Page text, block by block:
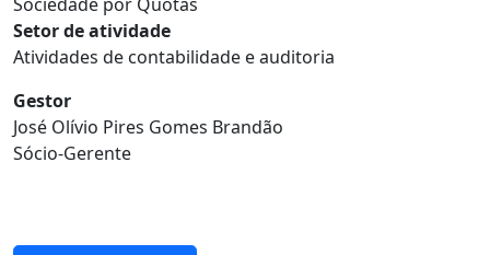
Setor de atividade
Atividades de contabilidade e auditoria
Gestor
José Olívio Pires Gomes Brandão
Sócio-Gerente